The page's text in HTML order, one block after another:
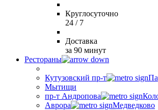
Круглосуточно
24 / 7
Доставка
за 90 минут
Рестораны
Кутузовский пр-т
Мытищи
пр-т Андропова
Аврора
Медведково